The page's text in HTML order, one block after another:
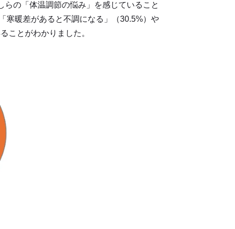
の「体温調節の悩み」を感じていること
寒暖差があると不調になる」（30.5%）や
ことがわかりました。